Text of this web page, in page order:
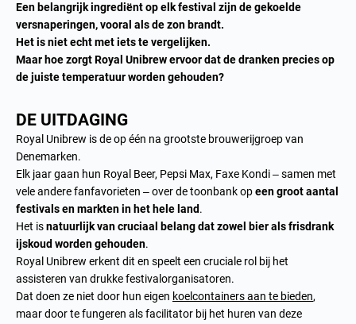
Een belangrijk ingrediënt op elk festival zijn de gekoelde
versnaperingen, vooral als de zon brandt.
Het is niet echt met iets te vergelijken.
Maar hoe zorgt Royal Unibrew ervoor dat de dranken precies op
de juiste temperatuur worden gehouden?
DE UITDAGING
Royal Unibrew is de op één na grootste brouwerijgroep van
Denemarken.
Elk jaar gaan hun Royal Beer, Pepsi Max, Faxe Kondi – samen met
vele andere fanfavorieten – over de toonbank opeen groot aantal
festivals en markten in het hele land.
Het isnatuurlijk van cruciaal belang dat zowel bier als frisdrank
ijskoud worden gehouden.
Royal Unibrew erkent dit en speelt een cruciale rol bij het
assisteren van drukke festivalorganisatoren.
Dat doen ze niet door hun eigen koelcontainers aan te bieden,
maar door te fungeren als facilitator bij het huren van deze